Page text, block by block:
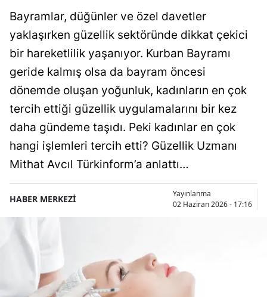
Bayramlar, düğünler ve özel davetler
yaklaşırken güzellik sektöründe dikkat çekici
bir hareketlilik yaşanıyor. Kurban Bayramı
geride kalmış olsa da bayram öncesi
dönemde oluşan yoğunluk, kadınların en çok
tercih ettiği güzellik uygulamalarını bir kez
daha gündeme taşıdı. Peki kadınlar en çok
hangi işlemleri tercih etti? Güzellik Uzmanı
Mithat Avcıl Türkinform’a anlattı…
HABER MERKEZİ
Yayınlanma
02 Haziran 2026 - 17:16